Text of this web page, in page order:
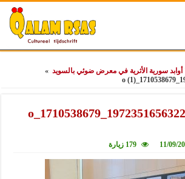
سورية الأثرية في معرض ضوئي بالسويد »
20597958_1972351656322909_1710538679_o
11/09/ 179 زيارة